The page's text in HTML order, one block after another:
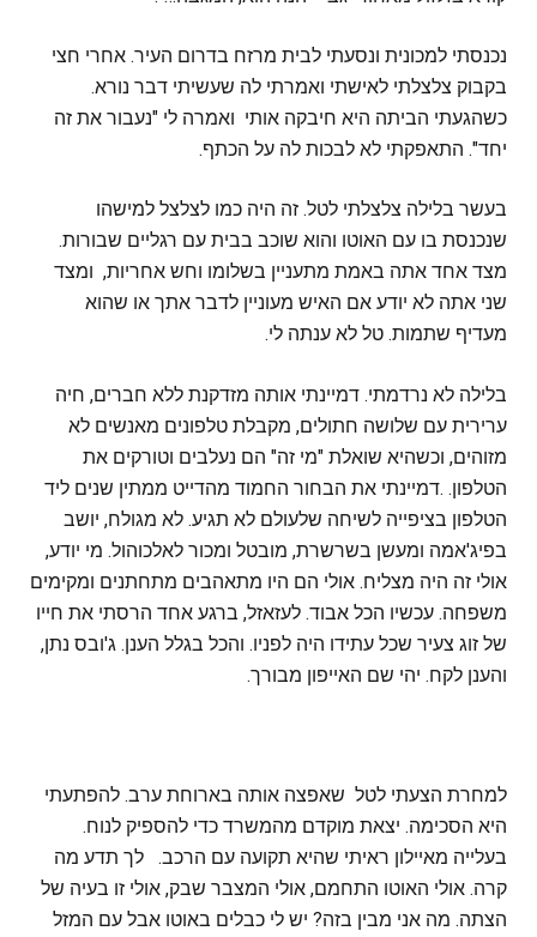
נכנסתי למכונית ונסעתי לבית מרזח בדרום העיר. אחרי חצי
בקבוק צלצלתי לאישתי ואמרתי לה שעשיתי דבר נורא.
כשהגעתי הביתה היא חיבקה אותי ואמרה לי "נעבור את זה
יחד". התאפקתי לא לבכות לה על הכתף.
בעשר בלילה צלצלתי לטל. זה היה כמו לצלצל למישהו
שנכנסת בו עם האוטו והוא שוכב בבית עם רגליים שבורות.
מצד אחד אתה באמת מתעניין בשלומו וחש אחריות, ומצד
שני אתה לא יודע אם האיש מעוניין לדבר אתך או שהוא
מעדיף שתמות. טל לא ענתה לי.
בלילה לא נרדמתי. דמיינתי אותה מזדקנת ללא חברים, חיה
ערירית עם שלושה חתולים, מקבלת טלפונים מאנשים לא
מזוהים, וכשהיא שואלת "מי זה" הם נעלבים וטורקים את
הטלפון. .דמיינתי את הבחור החמוד מהדייט ממתין שנים ליד
הטלפון בציפייה לשיחה שלעולם לא תגיע. לא מגולח, יושב
בפיג'אמה ומעשן בשרשרת, מובטל ומכור לאלכוהול. מי יודע,
אולי זה היה מצליח. אולי הם היו מתאהבים מתחתנים ומקימים
משפחה. עכשיו הכל אבוד. לעזאזל, ברגע אחד הרסתי את חייו
של זוג צעיר שכל עתידו היה לפניו. והכל בגלל הענן. ג'ובס נתן,
והענן לקח. יהי שם האייפון מבורך.
למחרת הצעתי לטל שאפצה אותה בארוחת ערב. להפתעתי
היא הסכימה. יצאת מוקדם מהמשרד כדי להספיק לנוח.
בעלייה מאיילון ראיתי שהיא תקועה עם הרכב. לך תדע מה
קרה. אולי האוטו התחמם, אולי המצבר שבק, אולי זו בעיה של
הצתה. מה אני מבין בזה? יש לי כבלים באוטו אבל עם המזל